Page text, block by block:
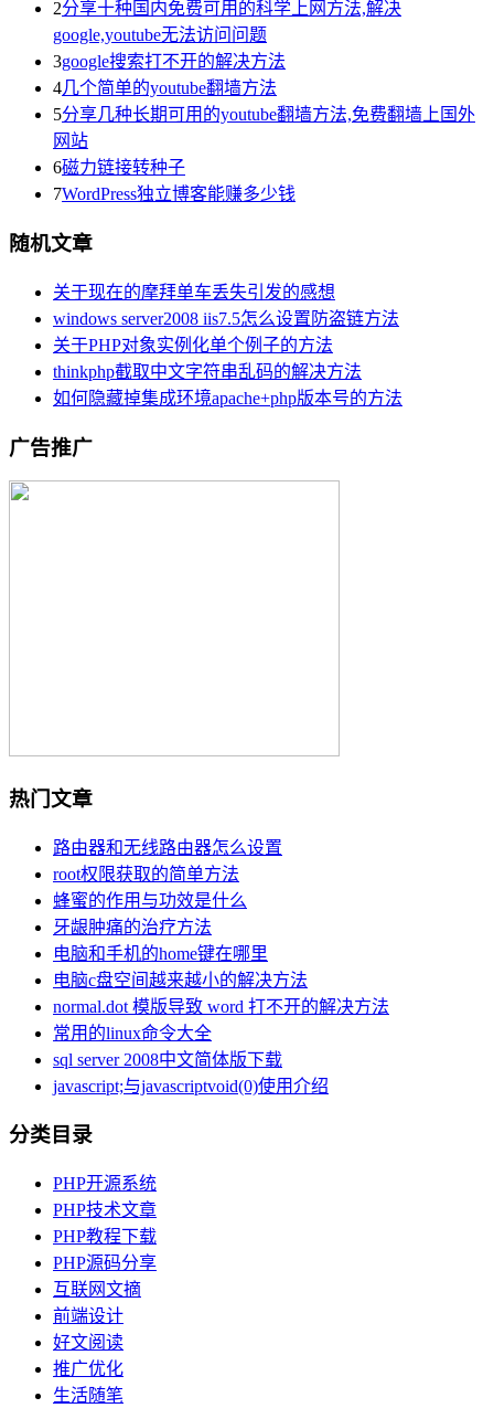
2分享十种国内免费可用的科学上网方法,解决
google,youtube无法访问问题
3google搜索打不开的解决方法
4几个简单的youtube翻墙方法
5分享几种长期可用的youtube翻墙方法,免费翻墙上国外
网站
6磁力链接转种子
7WordPress独立博客能赚多少钱
随机文章
关于现在的摩拜单车丢失引发的感想
windows server2008 iis7.5怎么设置防盗链方法
关于PHP对象实例化单个例子的方法
thinkphp截取中文字符串乱码的解决方法
如何隐藏掉集成环境apache+php版本号的方法
广告推广
热门文章
路由器和无线路由器怎么设置
root权限获取的简单方法
蜂蜜的作用与功效是什么
牙龈肿痛的治疗方法
电脑和手机的home键在哪里
电脑c盘空间越来越小的解决方法
normal.dot 模版导致 word 打不开的解决方法
常用的linux命令大全
sql server 2008中文简体版下载
javascript;与javascriptvoid(0)使用介绍
分类目录
PHP开源系统
PHP技术文章
PHP教程下载
PHP源码分享
互联网文摘
前端设计
好文阅读
推广优化
生活随笔